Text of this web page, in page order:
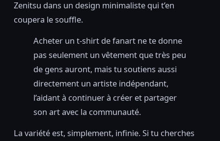
Zenitsu dans un design minimaliste qui t’en
coupera le souffle.
Acheter un t-shirt de fanart ne te donne
pas seulement un vêtement que très peu
de gens auront, mais tu soutiens aussi
directement un artiste indépendant,
l’aidant à continuer à créer et partager
son art avec la communauté.
La variété est, simplement, infinie. Si tu cherches